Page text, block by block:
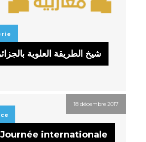
شيخ الطريقة العلوية
18 décembre 2017
Journée internationale